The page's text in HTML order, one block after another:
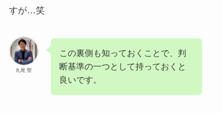
すが…笑
丸尾 聖
この裏側も知っておくことで、判
断基準の一つとして持っておくと
良いです。